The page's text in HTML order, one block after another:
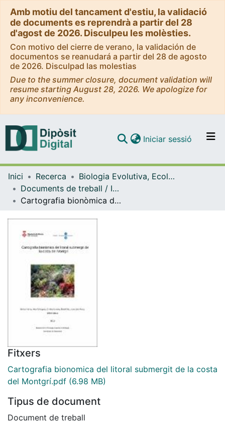
Amb motiu del tancament d'estiu, la validació
de documents es reprendrà a partir del 28
d'agost de 2026. Disculpeu les molèsties.
Con motivo del cierre de verano, la validación de
documentos se reanudará a partir del 28 de agosto
de 2026. Disculpad las molestias
Due to the summer closure, document validation will
resume starting August 28, 2026. We apologize for
any inconvenience.
Navega per tot el DD
Com publicar
Iniciar sessió (current)
Inici Recerca
Biologia Evolutiva, Ecologia i Ciències Ambientals
Documents de treball / Informes (Biologia Evolutiva, Ecologia i Ciències Ambientals)
Cartografia bionòmica del litoral submergit de la costa del Montgrí
Fitxers
Cartografia bionomica del litoral submergit de la costa
del Montgrí.pdf (6.98 MB)
Tipus de document
Document de treball